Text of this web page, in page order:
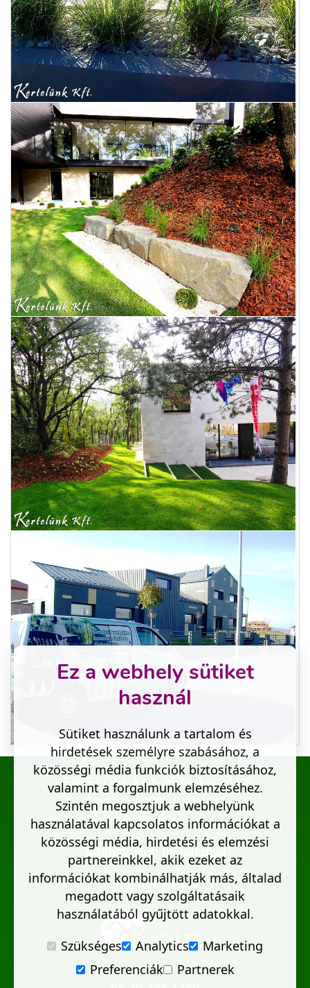
KERTELÜNK Kert- és Parképítő Kft.
Székhely: 1062 Budapest
Székely Bertalan u. 14.
Adatvédelmi nyilatkozat
Jogi nyilatkozat
Ez a webhely sütiket
használ
Sütiket használunk a tartalom és
hirdetések személyre szabásához, a
közösségi média funkciók biztosításához,
valamint a forgalmunk elemzéséhez.
Szintén megosztjuk a webhelyünk
használatával kapcsolatos információkat a
közösségi média, hirdetési és elemzési
partnereinkkel, akik ezeket az
információkat kombinálhatják más, általad
megadott vagy szolgáltatásaik
használatából gyűjtött adatokkal.
Szükséges
Analytics
Marketing
Preferenciák
Partnerek